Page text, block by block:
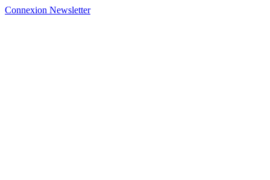
Connexion Newsletter